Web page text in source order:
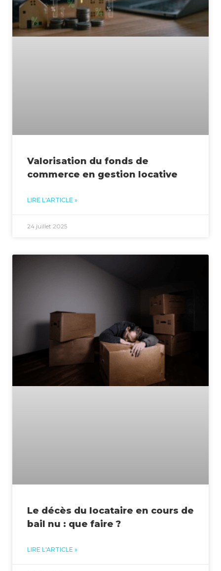
Valorisation du fonds de
commerce en gestion locative
LIRE L'ARTICLE »
24 juillet 2025
Le décès du locataire en cours de
bail nu : que faire ?
LIRE L'ARTICLE »